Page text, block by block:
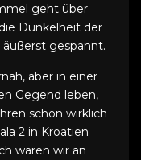
geht über
Dunkelheit der
gespannt.
aber in einer
Gegend leben,
schon wirklich
2 in Kroatien
waren wir an